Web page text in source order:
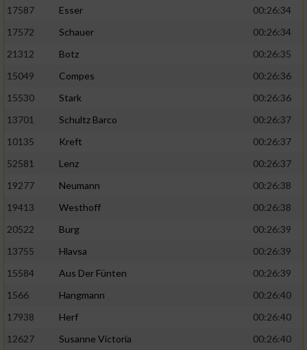
17587 Esser
00:26:34
17572
Schauer
00:26:34
21312
Botz
00:26:35
15049
Compes
00:26:36
15530
Stark
00:26:36
13701
Schultz Barco
00:26:37
10135
Kreft
00:26:37
52581
Lenz
00:26:37
19277
Neumann
00:26:38
19413
Westhoff
00:26:38
20522
Burg
00:26:39
13755
Hlavsa
00:26:39
15584
Aus Der Fünten
00:26:39
1566
Hangmann
00:26:40
17938
Herf
00:26:40
12627
Susanne Victoria
00:26:40